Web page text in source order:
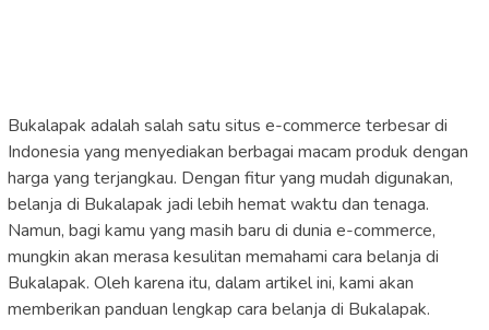
Bukalapak adalah salah satu situs e-commerce terbesar di
Indonesia yang menyediakan berbagai macam produk dengan
harga yang terjangkau. Dengan fitur yang mudah digunakan,
belanja di Bukalapak jadi lebih hemat waktu dan tenaga.
Namun, bagi kamu yang masih baru di dunia e-commerce,
mungkin akan merasa kesulitan memahami cara belanja di
Bukalapak. Oleh karena itu, dalam artikel ini, kami akan
memberikan panduan lengkap cara belanja di Bukalapak.